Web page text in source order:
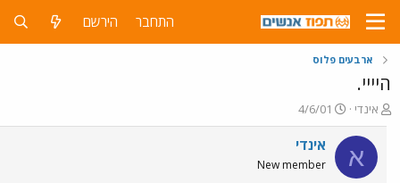
התחבר הירשם
ארבעים פלוס
היייי.
פ
ו
ת
ח
ה
אינדי
פ
ו
4/6/01
א אינדי
New member